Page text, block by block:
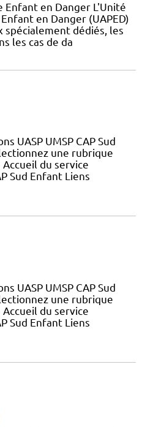
Enfant en Danger L'Unité
en Danger (UAPED)
spécialement dédiés, les
les cas de da
UASP UMSP CAP Sud
une rubrique
du service
Sud Enfant Liens
UASP UMSP CAP Sud
une rubrique
du service
Sud Enfant Liens